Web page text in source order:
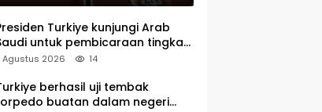
Turkiye kunjungi Arab
untuk pembicaraan tingkat
dengan putra mahkota
Agustus 2026 14
berhasil uji tembak
buatan dalam negeri